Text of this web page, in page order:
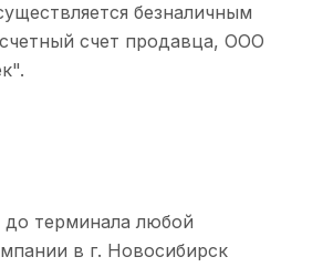
безналичным
счет продавца, ООО
до терминала любой
в г. Новосибирск